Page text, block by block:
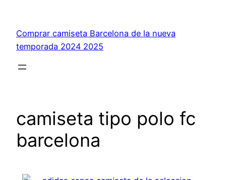
contenido
Comprar camiseta Barcelona de la nueva
temporada 2024 2025
camiseta tipo polo fc
barcelona